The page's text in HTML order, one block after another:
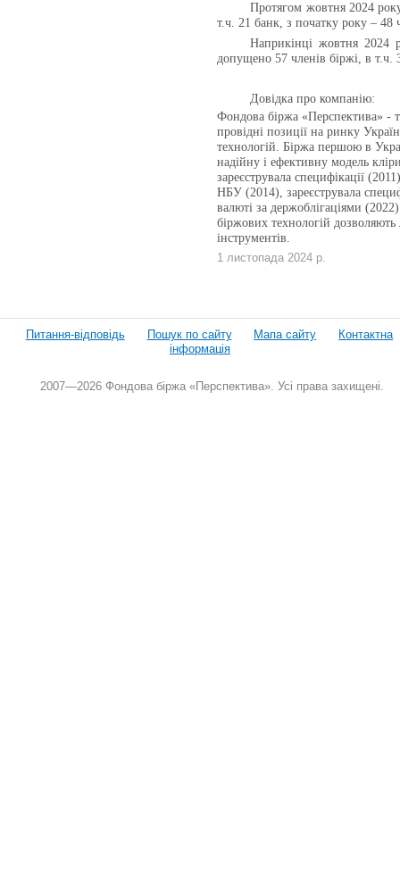
Протягом жовтня 2024
т.ч. 21 банк, з початку року – 48
Наприкінці жовтня 2024
допущено 57 членів біржі, в т.ч.
Довідка про компанію:
Фондова біржа «Перспектива» -
провідні позиції на ринку
технологій. Біржа першою в
надійну і ефективну модель
зареєструвала специфікації
НБУ (2014), зареєструвала
валюті за держоблігаціями
біржових технологій
інструментів.
1 листопада 2024 р.
Питання-відповідь Пошук по сайту Мапа сайту
Контактна
інформація
2007—2026 Фондова біржа «Перспектива». Усі права захищені.